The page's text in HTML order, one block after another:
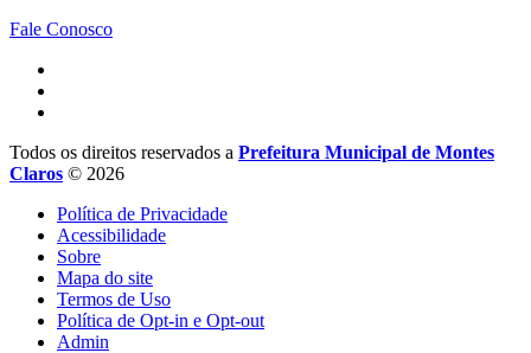
Fale Conosco
Todos os direitos reservados a Prefeitura Municipal de Montes
Claros © 2026
Política de Privacidade
Acessibilidade
Sobre
Mapa do site
Termos de Uso
Política de Opt-in e Opt-out
Admin